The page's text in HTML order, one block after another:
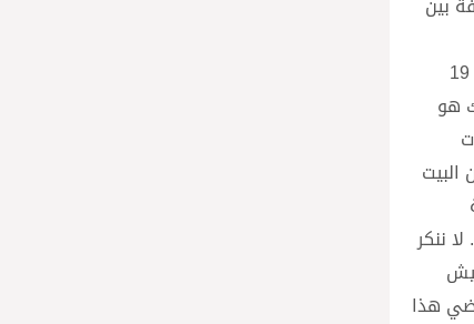
وأضاف: “كما ومن قلب هذا التاريخ، نلتقي اليوم ونحنُ نستعدُ للاحتفال بتقديس الطوباويّ الشهيد المطران إغناطيوس مالويان في 19
هو
البيت
ننكر
هذا